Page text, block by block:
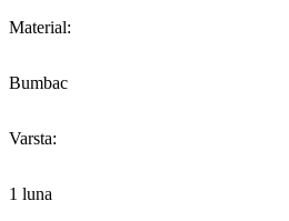
Material:
Bumbac
Varsta:
1 luna